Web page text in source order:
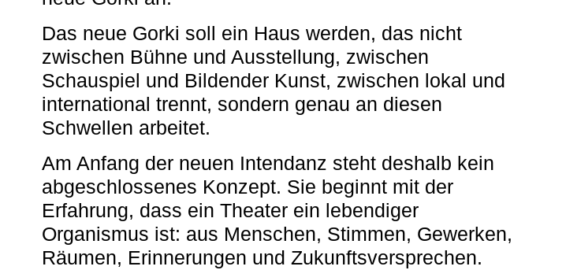
Das neue Gorki soll ein Haus werden, das nicht
zwischen Bühne und Ausstellung, zwischen
Schauspiel und Bildender Kunst, zwischen lokal und
international trennt, sondern genau an diesen
Schwellen arbeitet.
Am Anfang der neuen Intendanz steht deshalb kein
abgeschlossenes Konzept. Sie beginnt mit der
Erfahrung, dass ein Theater ein lebendiger
Organismus ist: aus Menschen, Stimmen, Gewerken,
Räumen, Erinnerungen und Zukunftsversprechen.